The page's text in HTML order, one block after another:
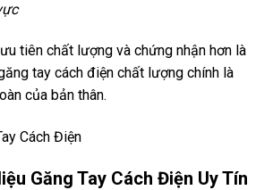
tiên chất lượng và chứng nhận hơn là
tay cách điện chất lượng chính là
của bản thân.
Găng Tay Cách Điện Uy Tín